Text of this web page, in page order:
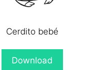
Cerdito bebé
Download